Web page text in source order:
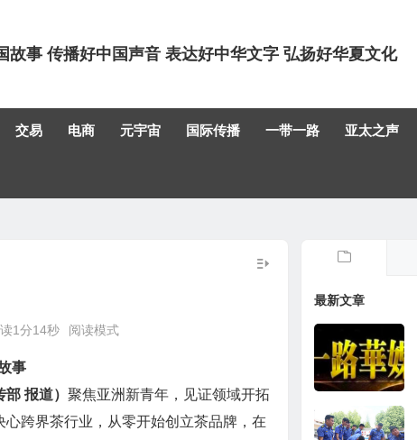
故事 传播好中国声音 表达好中华文字 弘扬好华夏文化
交易 电商 元宇宙 国际传播 一带一路 亚太之声
1分14秒 阅读模式
事
部 报道）聚焦亚洲新青年，见证领域开拓
跨界茶行业，从零开始创立茶品牌，在
最新文章